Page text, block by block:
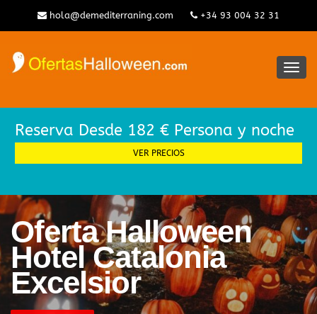
hola@demediterraning.com +34 93 004 32 31
Reserva Desde 182 € Persona y noche
VER PRECIOS
Oferta Halloween
Hotel Catalonia
Excelsior